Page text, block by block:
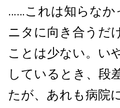
……これは知らなか
ニタに向き合うだ
ことは少ない。い
しているとき、段
たが、あれも病院